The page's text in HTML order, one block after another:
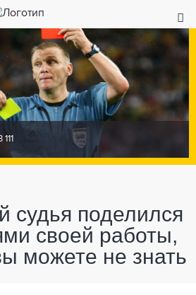
111
судья поделился
своей работы,
можете не знать